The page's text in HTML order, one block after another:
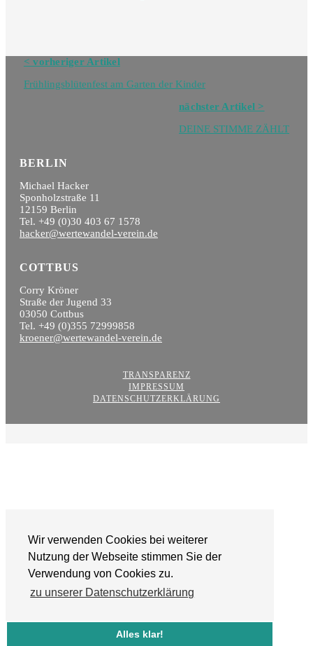
Wir verwenden Cookies bei weiterer
Nutzung der Webseite stimmen Sie der
Verwendung von Cookies zu.
zu unserer Datenschutzerklärung
Alles klar!
Navigation
Blog
< vorheriger Artikel
Frühlingsblütenfest am Garten der Kinder
nächster Artikel >
DEINE STIMME ZÄHLT
BERLIN
Michael Hacker
Sponholzstraße 11
12159 Berlin
Tel. +49 (0)30 403 67 1578
hacker@wertewandel-verein.de
COTTBUS
Corry Kröner
Straße der Jugend 33
03050 Cottbus
Tel. +49 (0)355 72999858
kroener@wertewandel-verein.de
TRANSPARENZ
IMPRESSUM
DATENSCHUTZERKLÄRUNG